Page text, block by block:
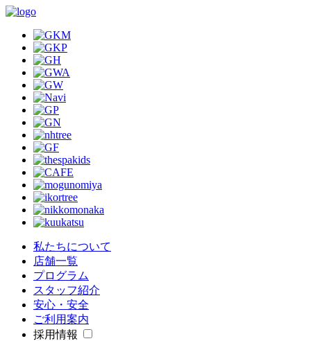
私たちについて
店舗一覧
プログラム
スタッフ紹介
安心・安全
ご利用案内
採用情報